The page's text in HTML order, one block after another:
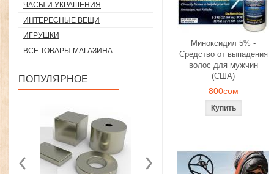
ЧАСЫ И УКРАШЕНИЯ
ИНТЕРЕСНЫЕ ВЕЩИ
ИГРУШКИ
ВСЕ ТОВАРЫ МАГАЗИНА
ПОПУЛЯРНОЕ
Миноксидил 5% -
Средство от выпадения
волос для мужчин
(США)
800сом